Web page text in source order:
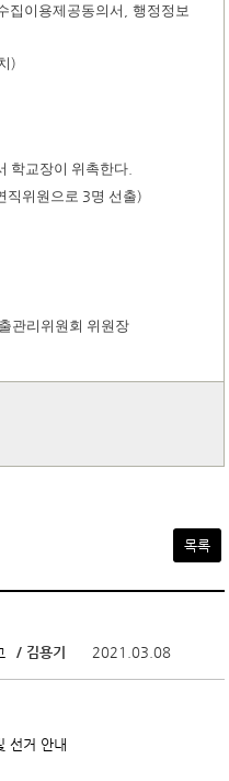
집이용제공동의서 ,행정정보
)
학교장이 위촉한다
직위원으로 3명 선출)
관리위원회 위원장
목록
/ 김용기 2021.03.08
선거 안내